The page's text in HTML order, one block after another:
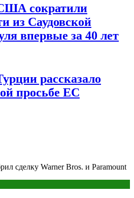
сократили
из Саудовской
впервые за 40 лет
рассказало
просьбе ЕС
сделку Warner Bros. и Paramount